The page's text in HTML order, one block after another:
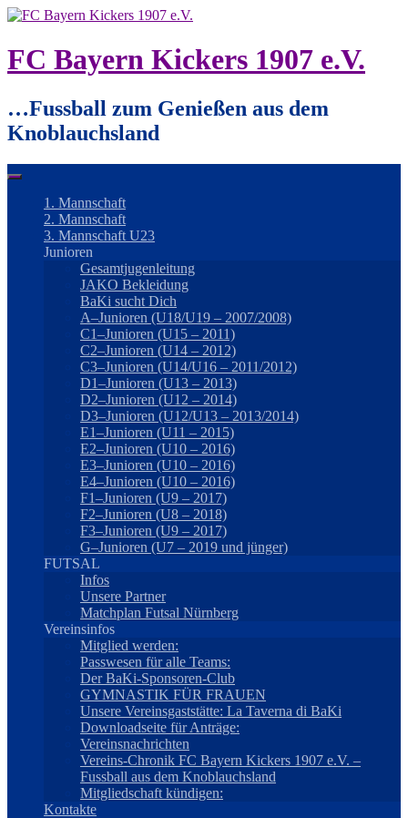
Springe
Inhalt
FC Bayern Kickers 1907 e.V.
…Fussball zum Genießen aus dem
Knoblauchsland
1. Mannschaft
2. Mannschaft
3. Mannschaft U23
Junioren
Gesamtjugenleitung
JAKO Bekleidung
BaKi sucht Dich
A–Junioren (U18/U19 – 2007/2008)
C1–Junioren (U15 – 2011)
C2–Junioren (U14 – 2012)
C3–Junioren (U14/U16 – 2011/2012)
D1–Junioren (U13 – 2013)
D2–Junioren (U12 – 2014)
D3–Junioren (U12/U13 – 2013/2014)
E1–Junioren (U11 – 2015)
E2–Junioren (U10 – 2016)
E3–Junioren (U10 – 2016)
E4–Junioren (U10 – 2016)
F1–Junioren (U9 – 2017)
F2–Junioren (U8 – 2018)
F3–Junioren (U9 – 2017)
G–Junioren (U7 – 2019 und jünger)
FUTSAL
Infos
Unsere Partner
Matchplan Futsal Nürnberg
Vereinsinfos
Mitglied werden:
Passwesen für alle Teams:
Der BaKi-Sponsoren-Club
GYMNASTIK FÜR FRAUEN
Unsere Vereinsgaststätte: La Taverna di BaKi
Downloadseite für Anträge:
Vereinsnachrichten
Vereins-Chronik FC Bayern Kickers 1907 e.V. –
Fussball aus dem Knoblauchsland
Mitgliedschaft kündigen:
Kontakte